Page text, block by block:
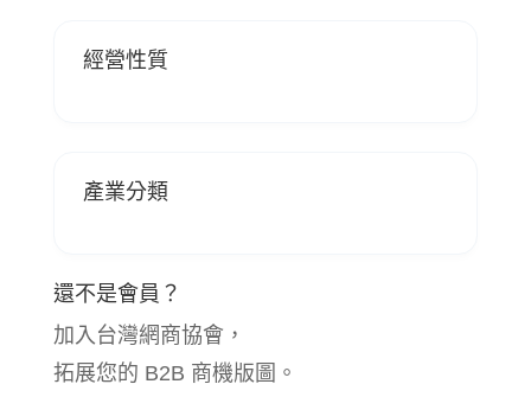
經營性質
產業分類
還不是會員？
加入台灣網商協會，
拓展您的 B2B 商機版圖。